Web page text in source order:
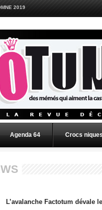
2019
Agenda 64 Crocs
L’avalanche Factotum dévale